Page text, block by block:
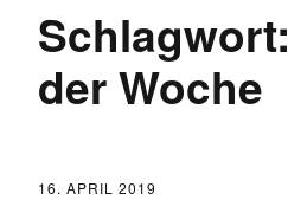
Schlagwort:
der Woche
16. APRIL 2019